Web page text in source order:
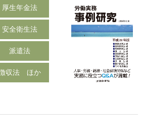
厚生年金法
安全衛生法
派遣法
収法 ほか